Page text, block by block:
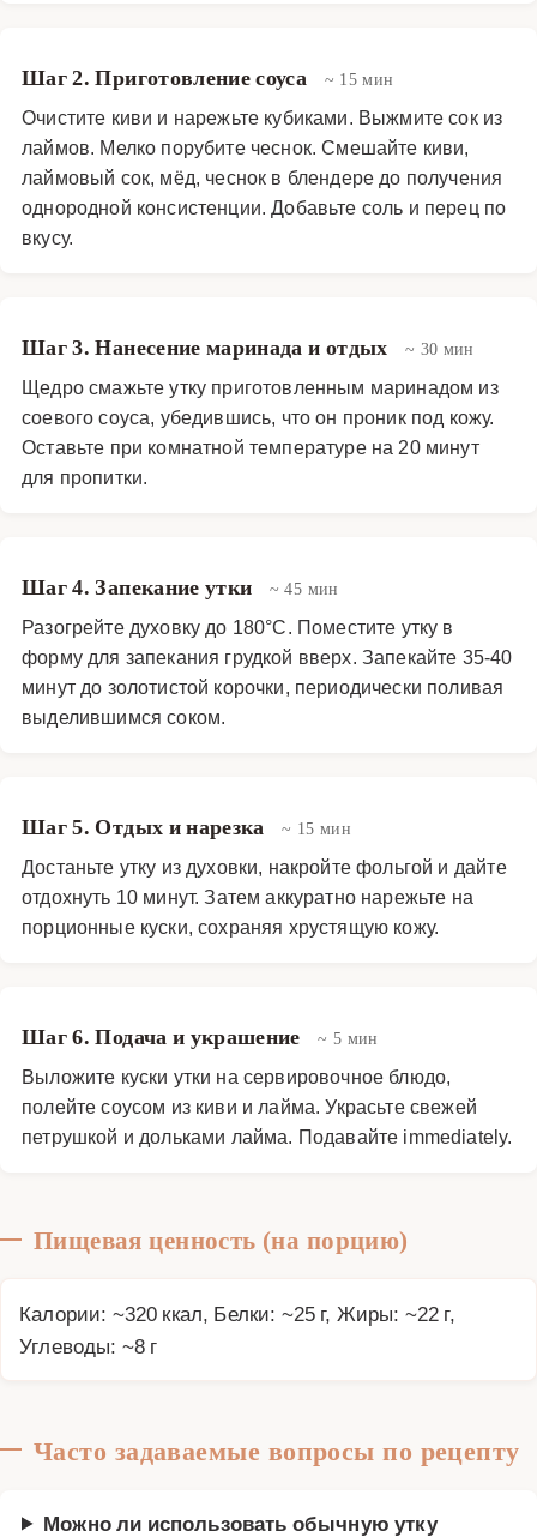
Шаг 2. Приготовление соуса ~ 15 мин
Очистите киви и нарежьте кубиками. Выжмите сок из
лаймов. Мелко порубите чеснок. Смешайте киви,
лаймовый сок, мёд, чеснок в блендере до получения
однородной консистенции. Добавьте соль и перец по
вкусу.
Шаг 3. Нанесение маринада и отдых ~ 30 мин
Щедро смажьте утку приготовленным маринадом из
соевого соуса, убедившись, что он проник под кожу.
Оставьте при комнатной температуре на 20 минут
для пропитки.
Шаг 4. Запекание утки ~ 45 мин
Разогрейте духовку до 180°C. Поместите утку в
форму для запекания грудкой вверх. Запекайте 35-40
минут до золотистой корочки, периодически поливая
выделившимся соком.
Шаг 5. Отдых и нарезка ~ 15 мин
Достаньте утку из духовки, накройте фольгой и дайте
отдохнуть 10 минут. Затем аккуратно нарежьте на
порционные куски, сохраняя хрустящую кожу.
Шаг 6. Подача и украшение ~ 5 мин
Выложите куски утки на сервировочное блюдо,
полейте соусом из киви и лайма. Украсьте свежей
петрушкой и дольками лайма. Подавайте immediately.
Пищевая ценность (на порцию)
Калории: ~320 ккал, Белки: ~25 г, Жиры: ~22 г,
Углеводы: ~8 г
Часто задаваемые вопросы по рецепту
Можно ли использовать обычную утку